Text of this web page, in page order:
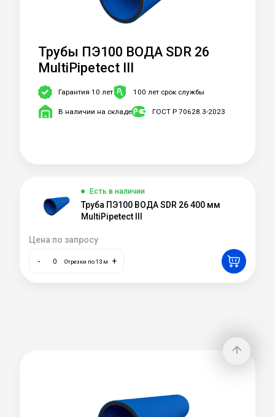
Трубы ПЭ100 ВОДА SDR 26
MultiPipetect III
Гарантия 10 лет 100 лет срок службы
В наличии на складе ГОСТ Р 70628.3-2023
Есть в наличии
Труба ПЭ100 ВОДА SDR 26 400 мм
MultiPipetect III
Цена по запросу
- Отрезки по 13 м +